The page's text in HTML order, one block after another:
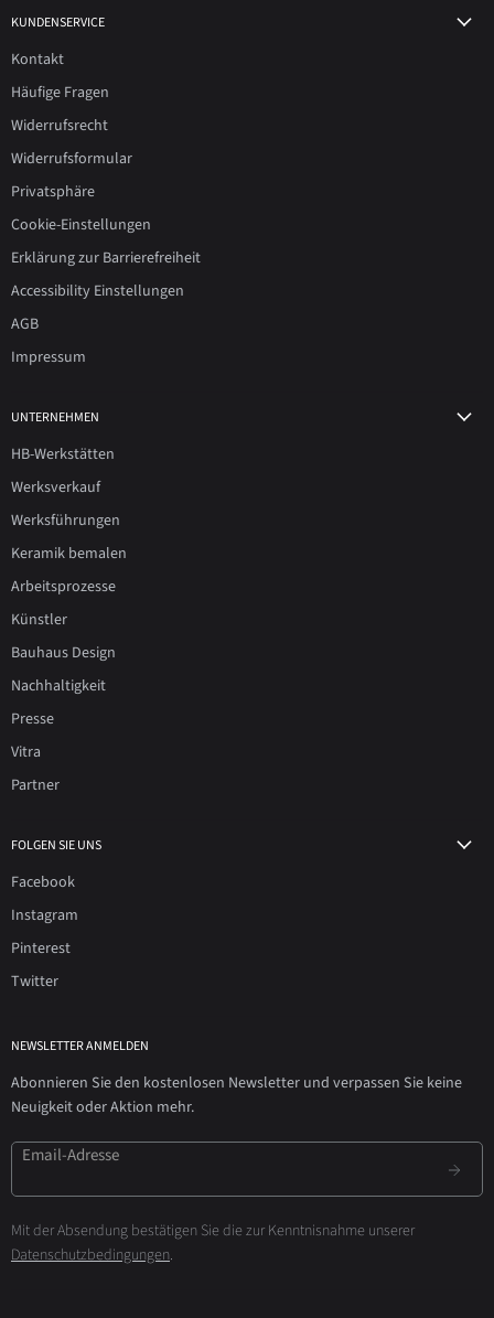
KUNDENSERVICE
Kontakt
Häufige Fragen
Widerrufsrecht
Widerrufsformular
Privatsphäre
Cookie-Einstellungen
Erklärung zur Barrierefreiheit
Accessibility Einstellungen
AGB
Impressum
UNTERNEHMEN
HB-Werkstätten
Werksverkauf
Werksführungen
Keramik bemalen
Arbeitsprozesse
Künstler
Bauhaus Design
Nachhaltigkeit
Presse
Vitra
Partner
FOLGEN SIE UNS
Facebook
Instagram
Pinterest
Twitter
NEWSLETTER ANMELDEN
Abonnieren Sie den kostenlosen Newsletter und verpassen Sie keine
Neuigkeit oder Aktion mehr.
Email-Adresse
Mit der Absendung bestätigen Sie die zur Kenntnisnahme unserer
Datenschutzbedingungen.